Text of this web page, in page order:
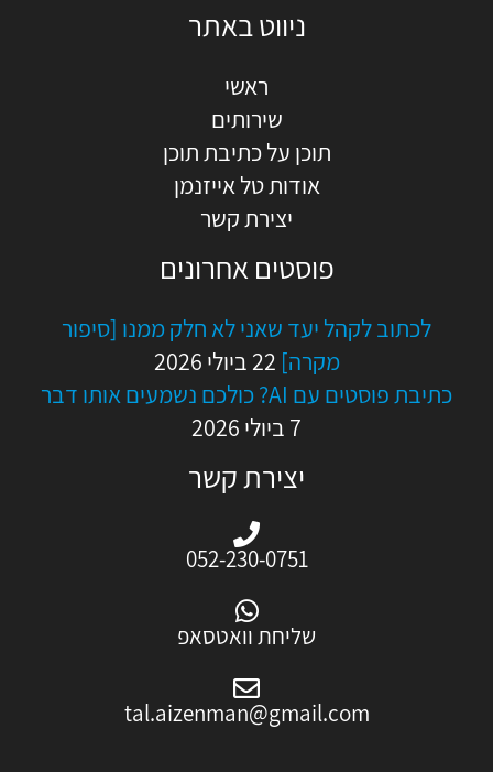
ניווט באתר
ראשי
שירותים
תוכן על כתיבת תוכן
אודות טל אייזנמן
יצירת קשר
פוסטים אחרונים
לכתוב לקהל יעד שאני לא חלק ממנו [סיפור
מקרה] 22 ביולי 2026
כתיבת פוסטים עם AI? כולכם נשמעים אותו דבר
7 ביולי 2026
יצירת קשר
052-230-0751
שליחת וואטסאפ
tal.aizenman@gmail.com